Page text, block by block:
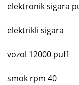
elektronik sigara
elektrikli sigara
vozol 12000 puff
smok rpm 40